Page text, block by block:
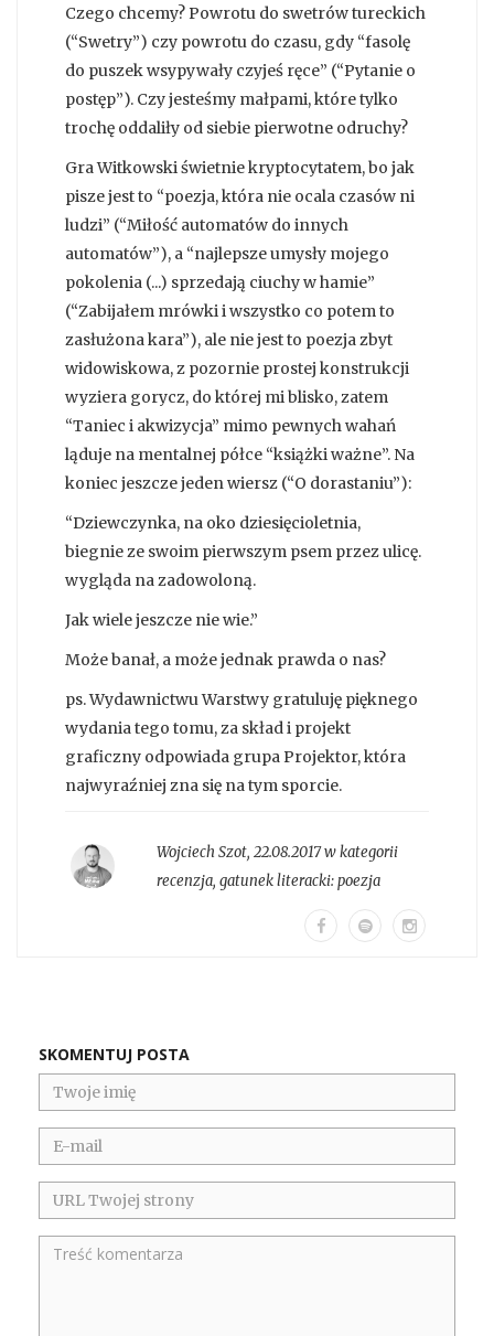
Czego chcemy? Powrotu do swetrów tureckich
(“Swetry”) czy powrotu do czasu, gdy “fasolę
do puszek wsypywały czyjeś ręce” (“Pytanie o
postęp”). Czy jesteśmy małpami, które tylko
trochę oddaliły od siebie pierwotne odruchy?
Gra Witkowski świetnie kryptocytatem, bo jak
pisze jest to “poezja, która nie ocala czasów ni
ludzi” (“Miłość automatów do innych
automatów”), a “najlepsze umysły mojego
pokolenia (...) sprzedają ciuchy w hamie”
(“Zabijałem mrówki i wszystko co potem to
zasłużona kara”), ale nie jest to poezja zbyt
widowiskowa, z pozornie prostej konstrukcji
wyziera gorycz, do której mi blisko, zatem
“Taniec i akwizycja” mimo pewnych wahań
ląduje na mentalnej półce “książki ważne”. Na
koniec jeszcze jeden wiersz (“O dorastaniu”):
“Dziewczynka, na oko dziesięcioletnia,
biegnie ze swoim pierwszym psem przez ulicę.
wygląda na zadowoloną.
Jak wiele jeszcze nie wie.”
Może banał, a może jednak prawda o nas?
ps. Wydawnictwu Warstwy gratuluję pięknego
wydania tego tomu, za skład i projekt
graficzny odpowiada grupa Projektor, która
najwyraźniej zna się na tym sporcie.
Wojciech Szot, 22.08.2017 w kategorii
recenzja, gatunek literacki:poezja
SKOMENTUJ POSTA